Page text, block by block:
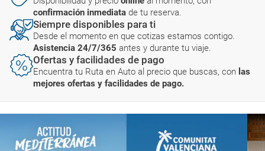
confirmación inmediata de tu reserva.
Siempre disponibles para ti
Desde el momento en que cotizas estamos contigo.
Asistencia 24/7/365 antes y durante tu viaje.
Ofertas y facilidades de pago
Encuentra tu Ruta en Auto al precio que buscas, con las
mejores ofertas y facilidades de pago.